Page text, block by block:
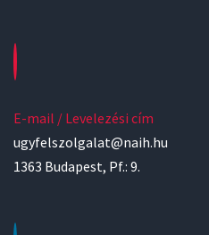
E-mail / Levelezési cím
ugyfelszolgalat@naih.hu
1363 Budapest, Pf.: 9.